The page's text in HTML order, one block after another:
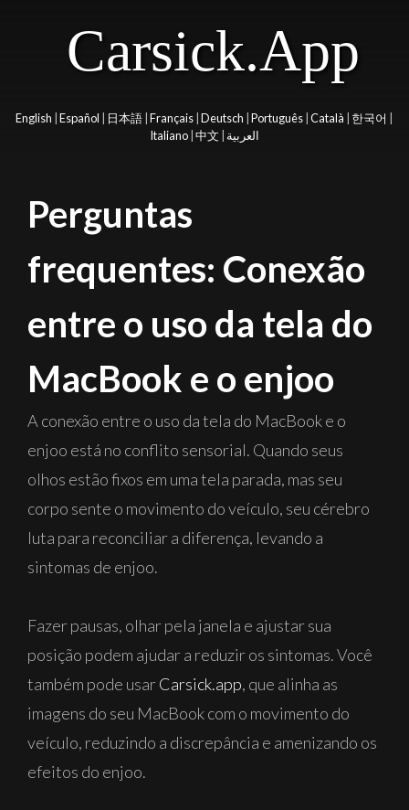
Carsick.App
English |Español 日本語 |Français |Deutsch |Português |Català 한국어
Italiano| 中文 العربية
Perguntas
frequentes: Conexão
entre o uso da tela do
MacBook e o enjoo
A conexão entre o uso da tela do MacBook e o
enjoo está no conflito sensorial. Quando seus
olhos estão fixos em uma tela parada, mas seu
corpo sente o movimento do veículo, seu cérebro
luta para reconciliar a diferença, levando a
sintomas de enjoo.
Fazer pausas, olhar pela janela e ajustar sua
posição podem ajudar a reduzir os sintomas. Você
também pode usarCarsick.app, que alinha as
imagens do seu MacBook com o movimento do
veículo, reduzindo a discrepância e amenizando os
efeitos do enjoo.